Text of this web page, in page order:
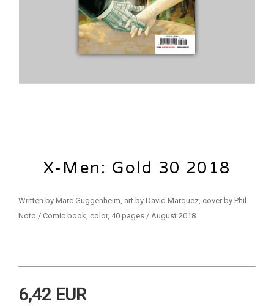
X-Men: Gold 30 2018
Written by Marc Guggenheim, art by David Marquez, cover by Phil
Noto / Comic book, color, 40 pages / August 2018
6,42 EUR